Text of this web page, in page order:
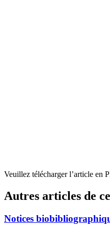
Veuillez télécharger l’article en
Autres articles de
Notices